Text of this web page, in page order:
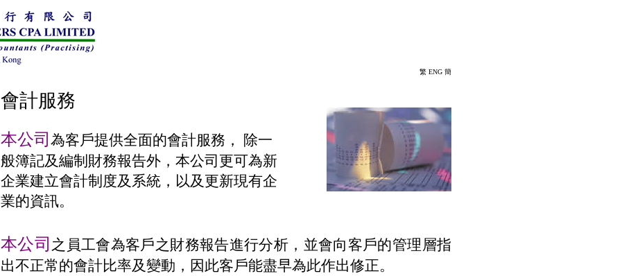
繁 ENG 簡
會計服務
本公司 為客戶提供全面的會計服務， 除一
般簿記及編制財務報告外，本公司更可為新
企業建立會計制度及系統，以及更新現有企
業的資訊。
本公司 之員工會為客戶之財務報告進行分析，並會向客戶的管理層指
出不正常的會計比率及變動，因此客戶能盡早為此作出修正。